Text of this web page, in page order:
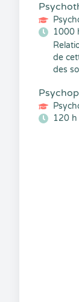
1000
de
des
120 h